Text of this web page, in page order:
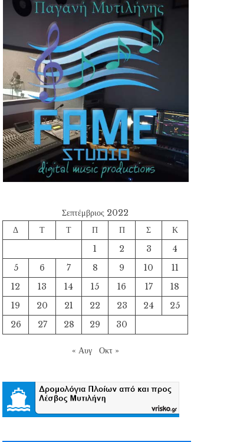
Σεπτέμβριος 2022
Δ
Τ Τ Π Π Σ
Κ
1
2 3
4
5
6 7 8 9 10
11
12
13 14 15 16 17
18
19
20 21 22 23 24
25
26
27 28 29 30
« Αυγ Οκτ »